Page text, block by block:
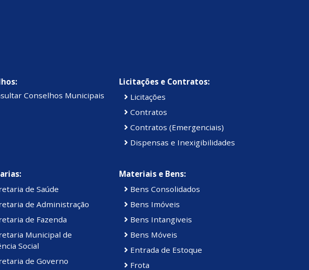
Conselhos Municipais
Licitações e Contratos:
Licitações
Contratos
Contratos (Emergenciais)
Dispensas e Inexigibilidades
de Saúde
de Administração
de Fazenda
Municipal de
Social
de Governo
Materiais e Bens:
Bens Consolidados
Bens Imóveis
Bens Intangiveis
Bens Móveis
Entrada de Estoque
Frota